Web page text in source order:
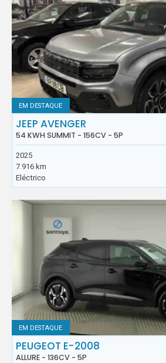
EM DESTAQUE
JEEP AVENGER
54 KWH SUMMIT - 156CV - 5P
2025
7.916 km
Eléctrico
EM DESTAQUE
PEUGEOT E-2008
ALLURE - 136CV - 5P